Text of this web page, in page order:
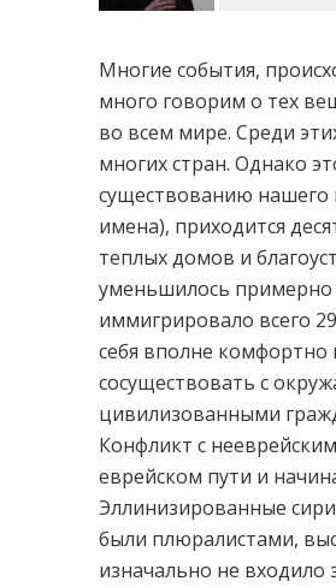
Многие события,
много говорим о тех
во всем мире. Среди
многих стран. Однако
существованию нашего
имена), приходится
теплых домов и
уменьшилось примерно
иммигрировало всего
себя вполне
сосуществовать с
цивилизованными
Конфликт с
еврейском пути и
Эллинизированные
были плюралистами,
изначально не входило